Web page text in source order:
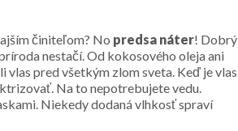
činiteľom? No predsa náter! Dobrý
nestačí. Od kokosového oleja ani
vlas pred všetkým zlom sveta. Keď je vlas
Na to nepotrebujete vedu.
Niekedy dodaná vlhkosť spraví